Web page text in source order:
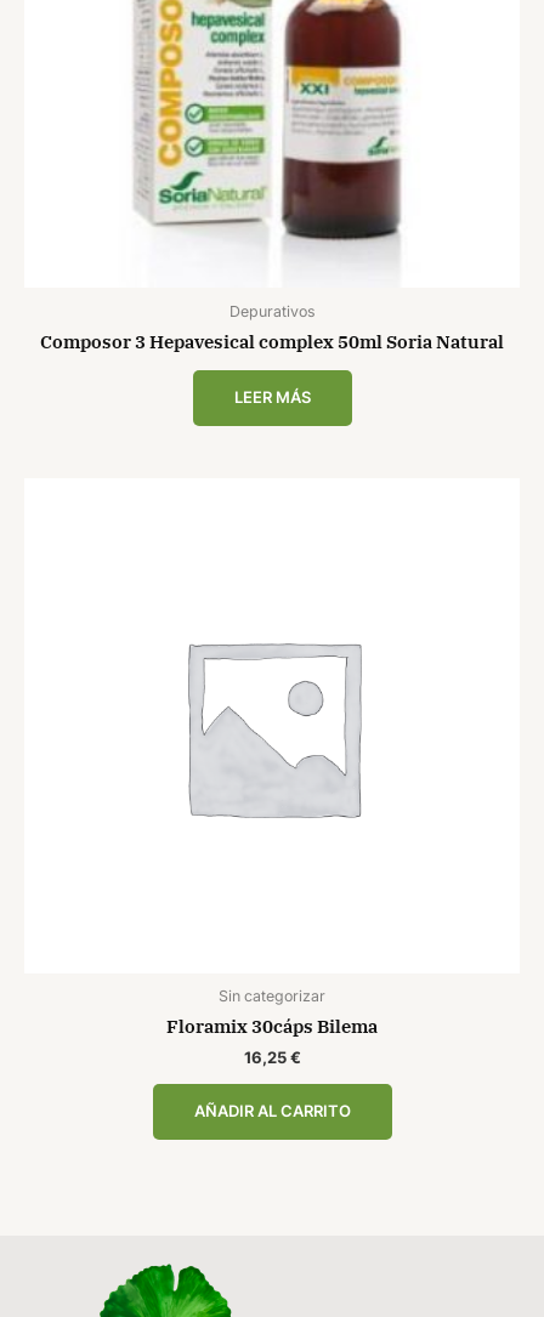
Depurativos
Composor 3 Hepavesical complex 50ml Soria Natural
LEER MÁS
Sin categorizar
Floramix 30cáps Bilema
16,25€
AÑADIR AL CARRITO